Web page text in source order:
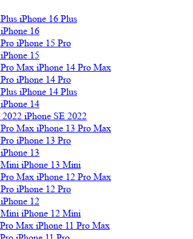
iPhone 16 Plus
iPhone 16
iPhone 15 Pro
iPhone 15
iPhone 14 Pro Max
iPhone 14 Pro
iPhone 14 Plus
iPhone 14
iPhone SE 2022
iPhone 13 Pro Max
iPhone 13 Pro
iPhone 13
iPhone 13 Mini
iPhone 12 Pro Max
iPhone 12 Pro
iPhone 12
iPhone 12 Mini
iPhone 11 Pro Max